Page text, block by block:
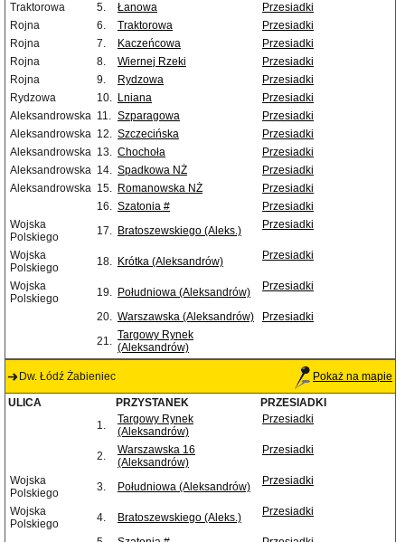
Traktorowa
5. Łanowa
Przesiadki
Rojna
6. Traktorowa
Przesiadki
Rojna
7. Kaczeńcowa
Przesiadki
Rojna
8. Wiernej Rzeki
Przesiadki
Rojna
9. Rydzowa
Przesiadki
Rydzowa
10. Lniana
Przesiadki
Aleksandrowska 11. Szparagowa
Przesiadki
Aleksandrowska 12. Szczecińska
Przesiadki
Aleksandrowska 13. Chochoła
Przesiadki
Aleksandrowska 14. Spadkowa NŻ
Przesiadki
Aleksandrowska 15. Romanowska NŻ
Przesiadki
16. Szatonia #
Przesiadki
Wojska
Polskiego
17. Bratoszewskiego (Aleks.) Przesiadki
Wojska
Polskiego
18. Krótka (Aleksandrów) Przesiadki
Wojska
Polskiego
19. Południowa (Aleksandrów) Przesiadki
20. Warszawska (Aleksandrów)
Przesiadki
21. Targowy Rynek
(Aleksandrów)
Dw. Łódź Żabieniec Pokaż na mapie
ULICA PRZYSTANEK
PRZESIADKI
1.
Targowy Rynek
(Aleksandrów)
Przesiadki
2.
Warszawska 16
(Aleksandrów)
Przesiadki
Wojska
Polskiego
3. Południowa (Aleksandrów) Przesiadki
Wojska
Polskiego
4. Bratoszewskiego (Aleks.) Przesiadki